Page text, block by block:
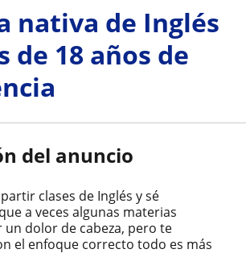
nativa de Inglés
de 18 años de
del anuncio
clases de Inglés y sé
a veces algunas materias
un dolor de cabeza, pero te
el enfoque correcto todo es más